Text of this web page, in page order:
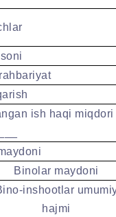
ish haqi miqdori
Binolar maydoni
inshootlar
hajmi